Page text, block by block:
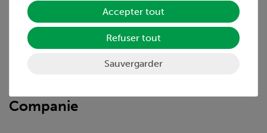
Aperçu du service
Téléchargements
Companie
Accepter tout
Refuser tout
Sauvergarder